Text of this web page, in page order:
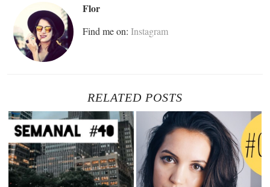
Flor
Find me on: Instagram
RELATED POSTS